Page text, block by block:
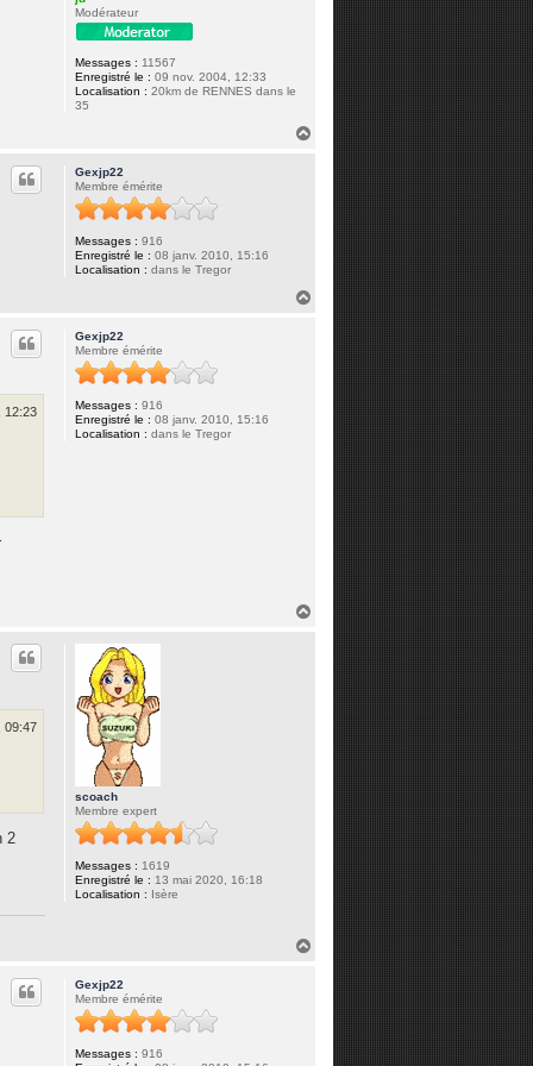
Modérateur
Messages : 11567
Enregistré le : 09 nov. 2004, 12:33
Localisation : 20km de RENNES dans le
35
Gexjp22
Membre émérite
Messages : 916
Enregistré le : 08 janv. 2010, 15:16
Localisation : dans le Tregor
Gexjp22
Membre émérite
Messages : 916
Enregistré le : 08 janv. 2010, 15:16
Localisation : dans le Tregor
12:23
scoach
Membre expert
Messages : 1619
Enregistré le : 13 mai 2020, 16:18
Localisation : Isère
09:47
2
Gexjp22
Membre émérite
Messages : 916